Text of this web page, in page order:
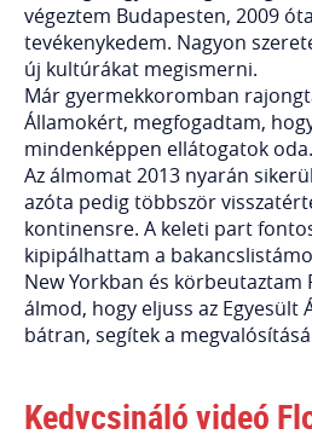
végeztem Budapesten, 2009
tevékenykedem. Nagyon
új kultúrákat megismerni.
Már gyermekkoromban
Államokért, megfogadtam,
mindenképpen ellátogatok oda.
Az álmomat 2013 nyarán
azóta pedig többször
kontinensre. A keleti part
kipipálhattam a
New Yorkban és körbeutaztam
álmod, hogy eljuss az Egyesült
bátran, segítek a
Kedvcsináló videó